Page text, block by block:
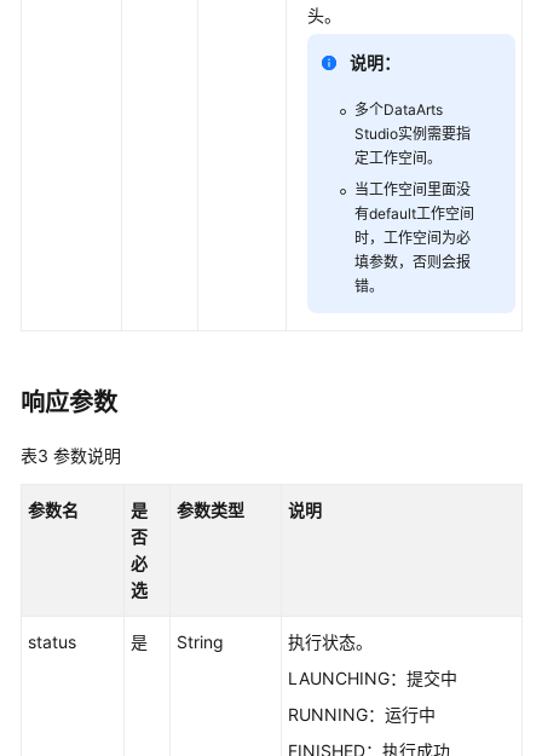
发
API
创
脚
CreateScript
修
头。
说明：
多个DataArts
Studio实例需要指
定工作空间。
当工作空间里面没
有default工作空间
时，工作空间为必
填参数，否则会报
错。
响应参数
表3 参数说明
参数名
是
否
必
选
参数类型 说明
status 是 String
执行状态。
LAUNCHING：提交中
RUNNING：运行中
FINISHED：执行成功